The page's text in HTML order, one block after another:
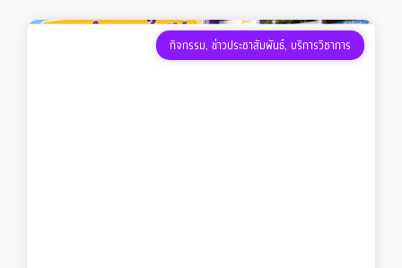
กิจกรรม, ข่าวประชาสัมพันธ์, บริการวิชาการ